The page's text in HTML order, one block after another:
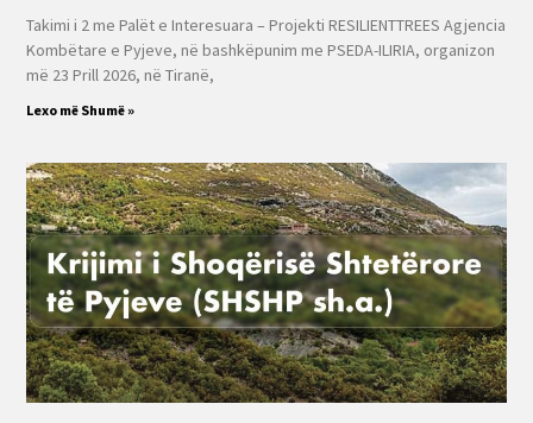
Takimi i 2 me Palët e Interesuara – Projekti RESILIENTTREES Agjencia
Kombëtare e Pyjeve, në bashkëpunim me PSEDA-ILIRIA, organizon
më 23 Prill 2026, në Tiranë,
Lexo më Shumë »